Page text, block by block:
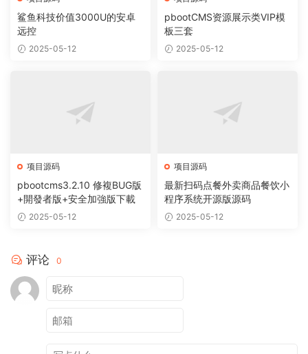
鲨鱼科技价值3000U的安卓
远控
2025-05-12
pbootCMS资源展示类VIP模
板三套
2025-05-12
项目源码
pbootcms3.2.10 修複BUG版
+開發者版+安全加強版下載
2025-05-12
项目源码
最新扫码点餐外卖商品餐饮小
程序系统开源版源码
2025-05-12
评论 0